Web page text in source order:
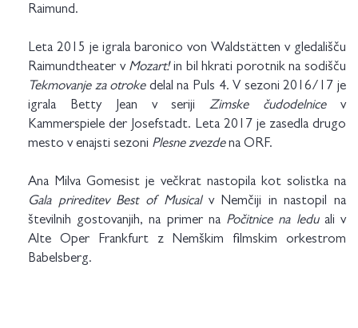
Raimund.
Leta 2015 je igrala baronico von Waldstätten v gledališču
Raimundtheater v Mozart!in bil hkrati porotnik na sodišču
Tekmovanje za otrokedelal na Puls 4. V sezoni 2016/17 je
igrala Betty Jean v serijiZimske čudodelnicev
Kammerspiele der Josefstadt. Leta 2017 je zasedla drugo
mesto v enajsti sezoni Plesne zvezdena ORF.
Ana Milva Gomesist je večkrat nastopila kot solistka na
Gala prireditev Best of Musicalv Nemčiji in nastopil na
številnih gostovanjih, na primer na Počitnice na leduali v
Alte Oper Frankfurt z Nemškim filmskim orkestrom
Babelsberg.